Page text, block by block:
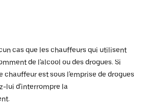
cas que les chauffeurs qui utilisent
de l'alcool ou des drogues. Si
chauffeur est sous l'emprise de drogues
lui d'interrompre la